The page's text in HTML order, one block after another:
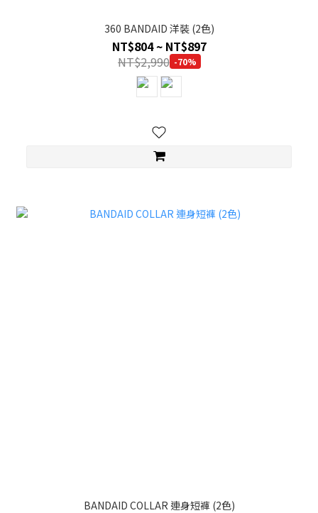
360 BANDAID 洋裝 (2色)
NT$804 ~ NT$897
NT$2,990 -70%
BANDAID COLLAR 連身短褲 (2色)